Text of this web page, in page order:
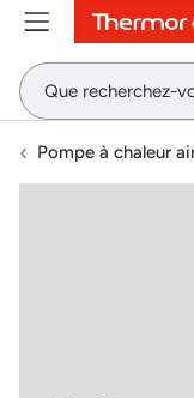
ContenuMenu
Pompe à chaleur